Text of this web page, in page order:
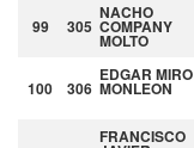
99 305
NACHO
COMPANY
MOLTO
100 306
EDGAR MIRO
MONLEON
FRANCISCO